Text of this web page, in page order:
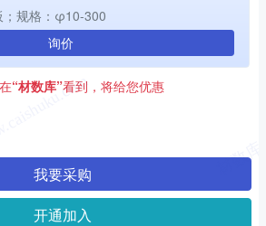
；规格：φ10-300
询价
“材数库”看到，将给您优惠
我要采购
开通加入